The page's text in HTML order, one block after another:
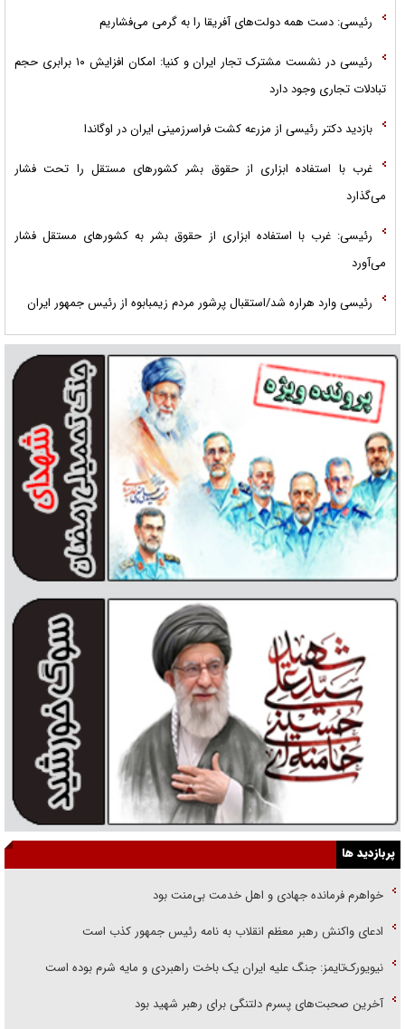
رئیسی: دست همه دولت‌های آفریقا را به گرمی می‌فشاریم
رئیسی در نشست مشترک تجار ایران و کنیا: امکان افزایش ۱۰ برابری حجم
تبادلات تجاری وجود دارد
بازدید دکتر رئیسی از مزرعه کشت فراسرزمینی ایران در اوگاندا
غرب با استفاده ابزاری از حقوق بشر کشورهای مستقل را تحت فشار
می‌گذارد
رئیسی: غرب با استفاده ابزاری از حقوق بشر به کشور‌های مستقل فشار
می‌آورد
رئیسی وارد هراره شد/استقبال پرشور مردم زیمبابوه از رئیس جمهور ایران
پربازدید ها
خواهرم فرمانده جهادی و اهل خدمت بی‌منت بود
ادعای واکنش رهبر معظم انقلاب به نامه رئیس جمهور کذب است
نیویورک‌تایمز: جنگ علیه ایران یک باخت راهبردی و مایه شرم بوده است
آخرین صحبت‌های پسرم دلتنگی برای رهبر شهید بود